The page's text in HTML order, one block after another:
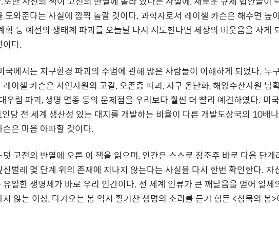
도와준다는 사실에 깜짝 놀랄 것이다.과학자로서 레이첼 카슨은 해수면 높
획 등 예전의 생태계 파괴를 오늘날 다시 시도한다면 세상의 비웃음을 사게
이다.
국에서는 지구환경 파괴의 주범에 관해 많은 사람들이 이해하게 되었다.누
이첼 카슨은 자연자원의 고갈,오존층 파괴,지구 온난화,해양수산자원 남획
우림 파괴,생명 멸종 등의 문제점을 우리보다 훨씬 더 빨리 예견하였다. 미
인당 전 세계 생산성 있는 대지를 개발하는 비율이 다른 개발도상국의 10배
은 마음 아파할 것이다.
고전의 반열에 오른 이 책을 읽으며,인간은 스스로 창조주 바로 다음 단계
벌레 몇 단계 위의 존재에 지나지 않는다는 사실을 다시 한번 확인한다. 자
일한 생명체가 바로 우리 인간이다. 전 세계 인류가 큰 깨달음을 얻어 일체
않는 이상,다가오는 봄 역시 활기찬 생명의 소리를 듣기 힘든<침묵의 봄>